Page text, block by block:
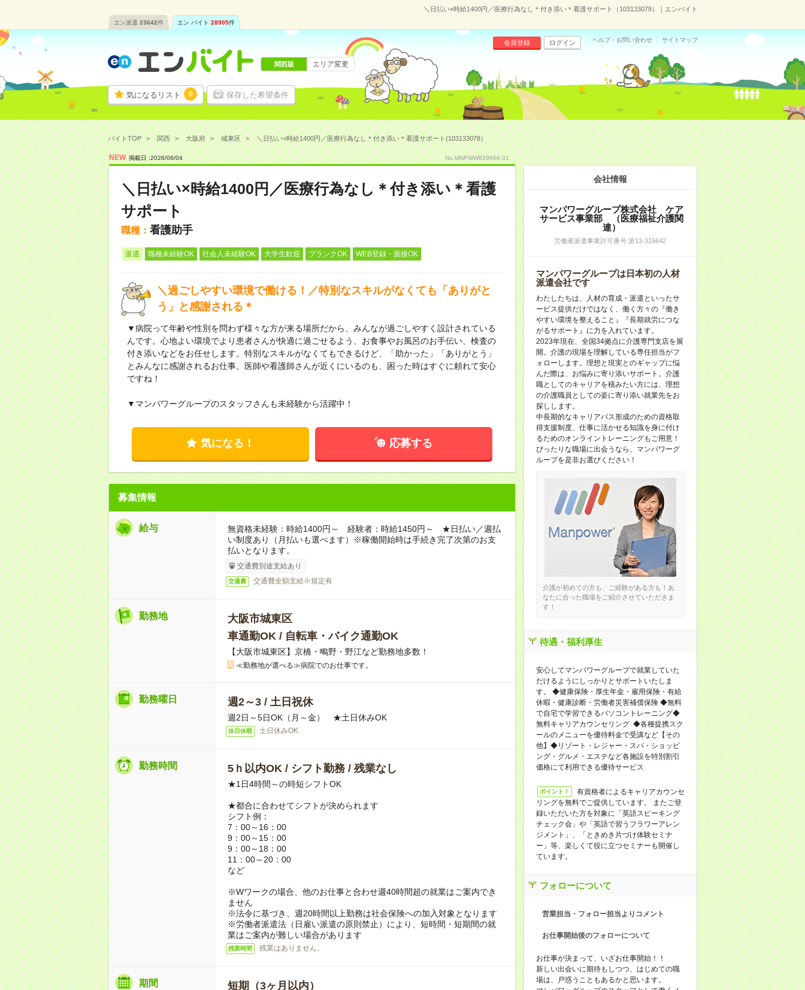
＼日払い×時給1400円／医療行為なし＊付き添い＊看護サポート（103133078）｜エンバイト
エン派遣 23642件 エン バイト 28905件
気になるリスト 0 保存した希望条件
会員登録 ログイン ヘルプ・お問い合わせ サイトマップ
関西版 エリア変更
バイトTOP 関西 大阪府 城東区 ＼日払い×時給1400円／医療行為なし＊付き添い＊看護サポート(103133078）
NEW 掲載日 :2026/08/04 No.MNPWW829666-31
＼日払い×時給1400円／医療行為なし＊付き添い＊看護
サポート
職種： 看護助手
派遣 職種未経験OK 社会人未経験OK 大学生歓迎 ブランクOK WEB登録・面接OK
＼過ごしやすい環境で働ける！／特別なスキルがなくても「ありがと
う」と感謝される＊
▼病院って年齢や性別を問わず様々な方が来る場所だから、みんなが過ごしやすく設計されている
んです。心地よい環境でより患者さんが快適に過ごせるよう、お食事やお風呂のお手伝い、検査の
付き添いなどをお任せします。特別なスキルがなくてもできるけど、「助かった」「ありがとう」
とみんなに感謝されるお仕事。医師や看護師さんが近くにいるのも、困った時はすぐに頼れて安心
ですね！
▼マンパワーグループのスタッフさんも未経験から活躍中！
気になる！ 応募する
募集情報
給与
無資格未経験：時給1400円～ 経験者：時給1450円～ ★日払い／週払
い制度あり（月払いも選べます）※稼働開始時は手続き完了次第のお支
払いとなります。
交通費別途支給あり
交通費 交通費全額支給※規定有
勤務地
大阪市城東区
車通勤OK / 自転車・バイク通勤OK
【大阪市城東区】京橋・鴫野・野江など勤務地多数！
≪勤務地が選べる≫病院でのお仕事です。
勤務曜日 週2～3 / 土日祝休
週2日～5日OK（月～金） ★土日休みOK
休日休暇 土日休みOK
勤務時間 5ｈ以内OK / シフト勤務 / 残業なし
★1日4時間～の時短シフトOK
★都合に合わせてシフトが決められます
シフト例：
7：00～16：00
9：00～15：00
9：00～18：00
11：00～20：00
など
※Wワークの場合、他のお仕事と合わせ週40時間超の就業はご案内でき
ません
※法令に基づき、週20時間以上勤務は社会保険への加入対象となります
※労働者派遣法（日雇い派遣の原則禁止）により、短時間・短期間の就
業はご案内が難しい場合があります
残業時間 残業はありません。
期間 短期（3ヶ月以内）
会社情報
マンパワーグループ株式会社 ケア
サービス事業部 （医療福祉介護関
連）
労働者派遣事業許可番号:派13-315642
マンパワーグループは日本初の人材
派遣会社です
わたしたちは、人材の育成・派遣といったサ
ービス提供だけではなく、働く方々の『働き
やすい環境を整えること』『長期就労につな
がるサポート』に力を入れています。
2023年現在、全国34拠点に介護専門支店を展
開。介護の現場を理解している専任担当がフ
ォローします。理想と現実とのギャップに悩
んだ際は、お悩みに寄り添いサポート。介護
職としてのキャリアを積みたい方には、理想
の介護職員としての姿に寄り添い就業先をお
探しします。
中長期的なキャリアパス形成のための資格取
得支援制度、仕事に活かせる知識を身に付け
るためのオンライントレーニングもご用意！
ぴったりな職場に出会うなら、マンパワーグ
ループを是非お選びください！
介護が初めての方も、ご経験がある方も！あ
なたに合った職場をご紹介させていただきま
す！
待遇・福利厚生
安心してマンパワーグループで就業していた
だけるようにしっかりとサポートいたしま
す。 ◆健康保険・厚生年金・雇用保険・有給
休暇・健康診断・労働者災害補償保険 ◆無料
で自宅で学習できるパソコントレーニング◆
無料キャリアカウンセリング ◆各種提携スク
ールのメニューを優待料金で受講など【その
他】◆リゾート・レジャー・スパ・ショッピ
ング・グルメ・エステなど各施設を特別割引
価格にて利用できる優待サービス
ポイント！
有資格者によるキャリアカウンセ
リングを無料でご提供しています。 またご登
録いただいた方を対象に「英語スピーキング
チェック会」や「英語で習うフラワーアレン
ジメント」、「ときめき片づけ体験セミナ
ー」等、楽しくて役に立つセミナーも開催し
ています。
フォローについて
営業担当・フォロー担当よりコメント
お仕事開始後のフォローについて
お仕事が決まって、いざお仕事開始！！
新しい出会いに期待もしつつ、はじめての職
場は、戸惑うこともあるかと思います。